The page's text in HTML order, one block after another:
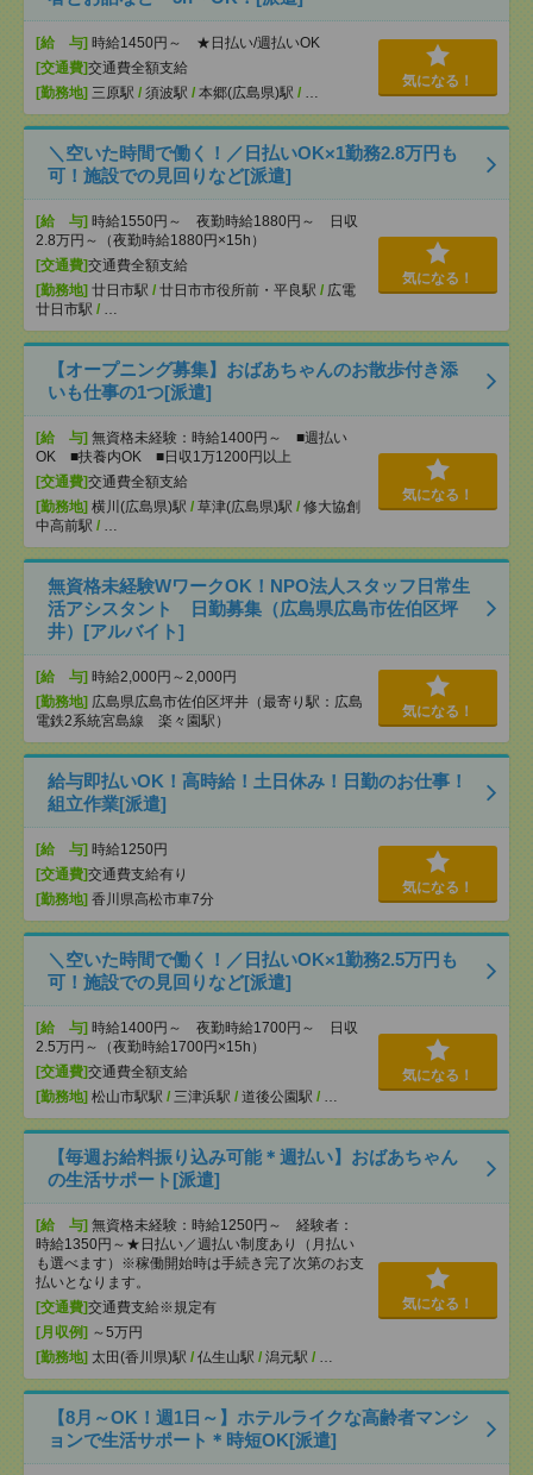
[給 与] 時給1450円～ ★日払い/週払いOK
[交通費]交通費全額支給
[勤務地] 三原駅 / 須波駅 / 本郷(広島県)駅 / …
気になる！
＼空いた時間で働く！／日払いOK×1勤務2.8万円も
可！施設での見回りなど[派遣]
[給 与] 時給1550円～ 夜勤時給1880円～ 日収
2.8万円～（夜勤時給1880円×15h）
[交通費]交通費全額支給
[勤務地] 廿日市駅 / 廿日市市役所前・平良駅 / 広電
廿日市駅 / …
気になる！
【オープニング募集】おばあちゃんのお散歩付き添
いも仕事の1つ[派遣]
[給 与] 無資格未経験：時給1400円～ ■週払い
OK ■扶養内OK ■日収1万1200円以上
[交通費]交通費全額支給
[勤務地] 横川(広島県)駅 / 草津(広島県)駅 / 修大協創
中高前駅 / …
気になる！
無資格未経験WワークOK！NPO法人スタッフ日常生
活アシスタント 日勤募集（広島県広島市佐伯区坪
井）[アルバイト]
[給 与] 時給2,000円～2,000円
[勤務地] 広島県広島市佐伯区坪井（最寄り駅：広島
電鉄2系統宮島線 楽々園駅）
気になる！
給与即払いOK！高時給！土日休み！日勤のお仕事！
組立作業[派遣]
[給 与] 時給1250円
[交通費]交通費支給有り
[勤務地] 香川県高松市車7分
気になる！
＼空いた時間で働く！／日払いOK×1勤務2.5万円も
可！施設での見回りなど[派遣]
[給 与] 時給1400円～ 夜勤時給1700円～ 日収
2.5万円～（夜勤時給1700円×15h）
[交通費]交通費全額支給
[勤務地] 松山市駅駅 / 三津浜駅 / 道後公園駅 / …
気になる！
【毎週お給料振り込み可能＊週払い】おばあちゃん
の生活サポート[派遣]
[給 与] 無資格未経験：時給1250円～ 経験者：
時給1350円～★日払い／週払い制度あり（月払い
も選べます）※稼働開始時は手続き完了次第のお支
払いとなります。
[交通費]交通費支給※規定有
[月収例] ～5万円
[勤務地] 太田(香川県)駅 / 仏生山駅 / 潟元駅 / …
気になる！
【8月～OK！週1日～】ホテルライクな高齢者マンシ
ョンで生活サポート＊時短OK[派遣]